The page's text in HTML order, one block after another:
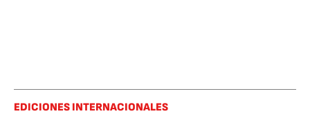
EDICIONES INTERNACIONALES